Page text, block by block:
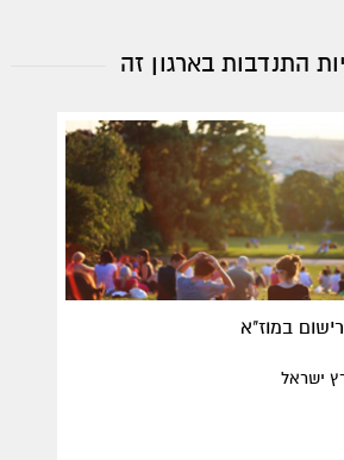
התנדבות בארגון זה
במוז"א
ישראל